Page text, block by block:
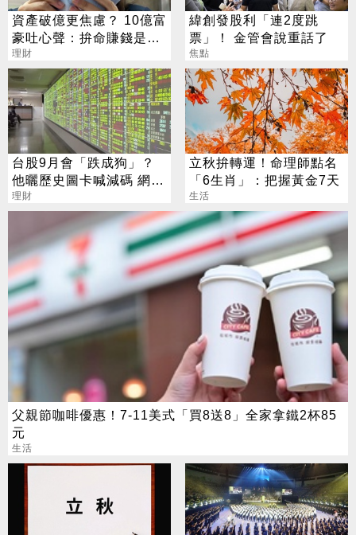
資產破億更焦慮？ 10億富
豪吐心聲：拚命賺錢是在
「超度自己」
理財
緯創發股利「連2度跳
票」！ 金管會說重話了
焦點
台股9月會「跌成狗」？
他曬歷史圖卡喊減碼 網看
法兩極
理財
立秋拚轉運！命理師點名
「6生肖」：把握黃金7天
生活
父親節咖啡優惠！7-11美式「買8送8」全家拿鐵2杯85
元
生活